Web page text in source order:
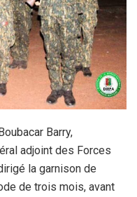
Barry,
adjoint des Forces
la garnison de
de trois mois, avant